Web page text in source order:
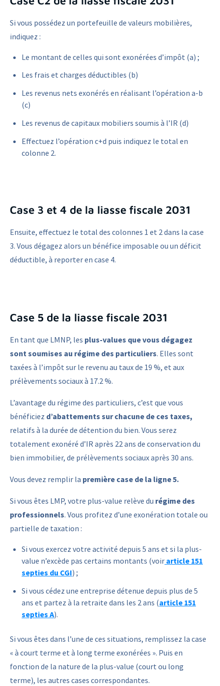
Si vous possédez un portefeuille de valeurs mobilières,
indiquez :
Le montant de celles qui sont exonérées d’impôt (a) ;
Les frais et charges déductibles (b)
Les revenus nets exonérés en réalisant l’opération a-b
(c)
Les revenus de capitaux mobiliers soumis à l’IR (d)
Effectuez l’opération c+d puis indiquez le total en
colonne 2.
Case 3 et 4 de la liasse fiscale 2031
Ensuite, effectuez le total des colonnes 1 et 2 dans la case
3. Vous dégagez alors un bénéfice imposable ou un déficit
déductible, à reporter en case 4.
Case 5 de la liasse fiscale 2031
En tant que LMNP, les plus-values que vous dégagez
sont soumises au régime des particuliers. Elles sont
taxées à l’impôt sur le revenu au taux de 19 %, et aux
prélèvements sociaux à 17.2 %.
L’avantage du régime des particuliers, c’est que vous
bénéficiez d’abattements sur chacune de ces taxes,
relatifs à la durée de détention du bien. Vous serez
totalement exonéré d’IR après 22 ans de conservation du
bien immobilier, de prélèvements sociaux après 30 ans.
Vous devez remplir la première case de la ligne 5.
Si vous êtes LMP, votre plus-value relève du régime des
professionnels. Vous profitez d’une exonération totale ou
partielle de taxation :
Si vous exercez votre activité depuis 5 ans et si la plus-
value n’excède pas certains montants (voir article 151
septies du CGI) ;
Si vous cédez une entreprise détenue depuis plus de 5
ans et partez à la retraite dans les 2 ans (article 151
septies A).
Si vous êtes dans l’une de ces situations, remplissez la case
« à court terme et à long terme exonérées ». Puis en
fonction de la nature de la plus-value (court ou long
terme), les autres cases correspondantes.